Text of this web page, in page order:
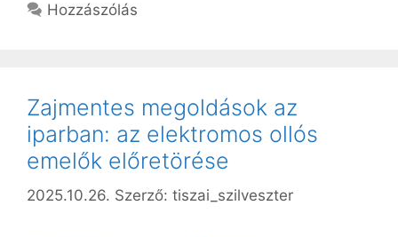
Hozzászólás
Zajmentes megoldások az
iparban: az elektromos ollós
emelők előretörése
2025.10.26. Szerző: tiszai_szilveszter